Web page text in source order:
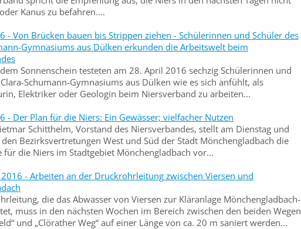
Kanus zu befahren....
- Von Brücken bauen bis Strippen ziehen - Schülerinnen und Schüler des
Gymnasiums aus Dülken erkunden die Arbeitswelt beim
Sonnenschein testeten am 28. April 2016 sechzig Schülerinnen und
Schumann-Gymnasiums aus Dülken wie es sich anfühlt, als
Elektriker oder Geologin beim Niersverband zu arbeiten...
- Der Plan für die Niers: Ein Gewässer; vielfacher Nutzen
Schitthelm, Vorstand des Niersverbandes, stellt am Dienstag und
Bezirksvertretungen West und Süd der Stadt Mönchengladbach die
für die Niers im Stadtgebiet Mönchengladbach vor...
- Arbeiten an der Druckrohrleitung zwischen Viersen und
die das Abwasser von Viersen zur Kläranlage Mönchengladbach-
muss in den nächsten Wochen im Bereich zwischen den beiden Wegen
und „Clörather Weg“ auf einer Länge von ca. 20 m saniert werden...